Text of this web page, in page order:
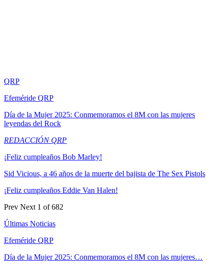
QRP
Efeméride QRP
Día de la Mujer 2025: Conmemoramos el 8M con las mujeres
leyendas del Rock
REDACCIÓN QRP
¡Feliz cumpleaños Bob Marley!
Sid Vicious, a 46 años de la muerte del bajista de The Sex Pistols
¡Feliz cumpleaños Eddie Van Halen!
Prev Next 1 of 682
Últimas Noticias
Efeméride QRP
Día de la Mujer 2025: Conmemoramos el 8M con las mujeres…